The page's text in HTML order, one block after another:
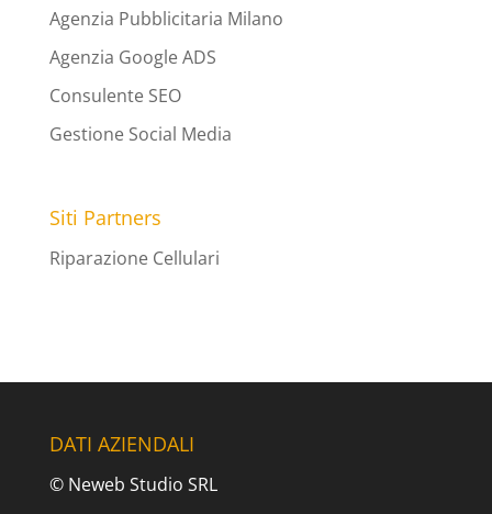
Agenzia Pubblicitaria Milano
Agenzia Google ADS
Consulente SEO
Gestione Social Media
Siti Partners
Riparazione Cellulari
DATI AZIENDALI
© Neweb Studio SRL